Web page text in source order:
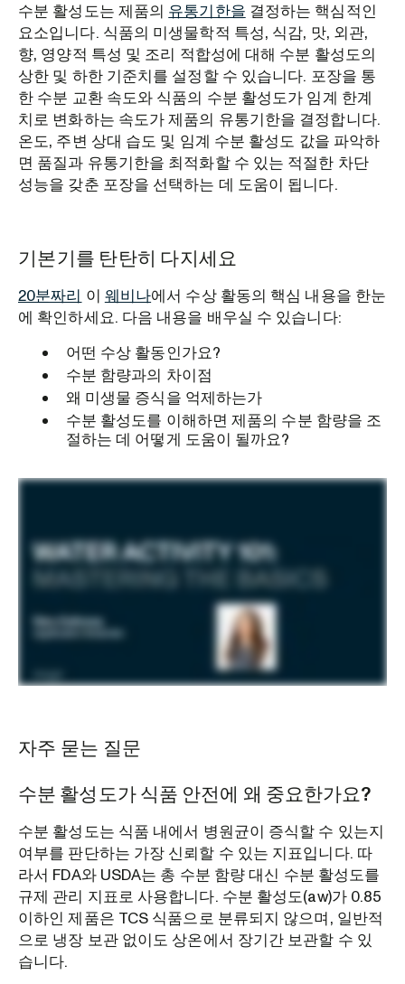
수분 활성도는 제품의 유통기한을 결정하는 핵심적인
요소입니다. 식품의 미생물학적 특성, 식감, 맛, 외관,
향, 영양적 특성 및 조리 적합성에 대해 수분 활성도의
상한 및 하한 기준치를 설정할 수 있습니다. 포장을 통
한 수분 교환 속도와 식품의 수분 활성도가 임계 한계
치로 변화하는 속도가 제품의 유통기한을 결정합니다.
온도, 주변 상대 습도 및 임계 수분 활성도 값을 파악하
면 품질과 유통기한을 최적화할 수 있는 적절한 차단
성능을 갖춘 포장을 선택하는 데 도움이 됩니다.
기본기를 탄탄히 다지세요
20분짜리 이 웨비나에서 수상 활동의 핵심 내용을 한눈
에 확인하세요. 다음 내용을 배우실 수 있습니다:
어떤 수상 활동인가요?
수분 함량과의 차이점
왜 미생물 증식을 억제하는가
수분 활성도를 이해하면 제품의 수분 함량을 조
절하는 데 어떻게 도움이 될까요?
자주 묻는 질문
수분 활성도가 식품 안전에 왜 중요한가요?
수분 활성도는 식품 내에서 병원균이 증식할 수 있는지
여부를 판단하는 가장 신뢰할 수 있는 지표입니다. 따
라서 FDA와 USDA는 총 수분 함량 대신 수분 활성도를
규제 관리 지표로 사용합니다. 수분 활성도(aw)가 0.85
이하인 제품은 TCS 식품으로 분류되지 않으며, 일반적
으로 냉장 보관 없이도 상온에서 장기간 보관할 수 있
습니다.